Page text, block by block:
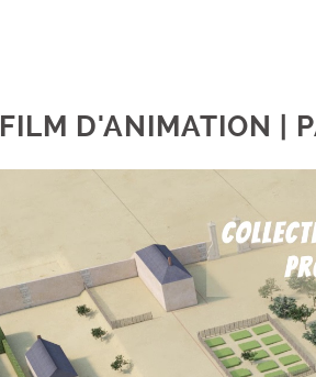
FILM D'ANIMATION |